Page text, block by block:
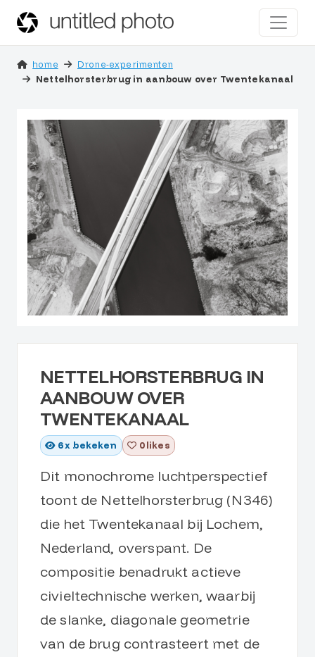
home
Drone-experimenten
Nettelhorsterbrug in aanbouw over Twentekanaal
NETTELHORSTERBRUG IN
AANBOUW OVER
TWENTEKANAAL
6x bekeken 0 likes
Dit monochrome luchtperspectief
toont de Nettelhorsterbrug (N346)
die het Twentekanaal bij Lochem,
Nederland, overspant. De
compositie benadrukt actieve
civieltechnische werken, waarbij
de slanke, diagonale geometrie
van de brug contrasteert met de